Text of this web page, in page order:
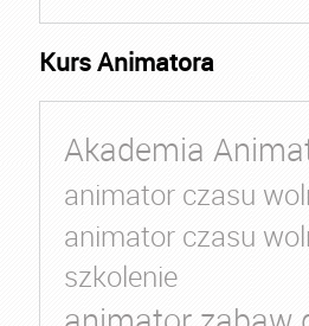
Kurs Animatora
Akademia
animator czasu
animator czasu
szkolenie